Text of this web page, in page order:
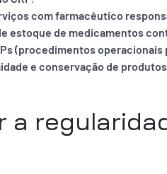
com farmacêutico
estoque de medicamentos
(procedimentos operacionais
e conservação de produtos
a